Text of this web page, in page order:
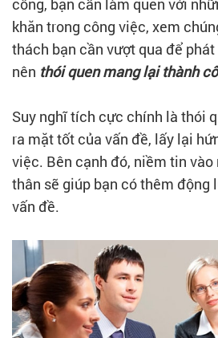
công, bạn cần làm quen với
khăn trong công việc, xem
thách bạn cần vượt qua để
nên thói quen mang lại thành
Suy nghĩ tích cực chính là thói
ra mặt tốt của vấn đề, lấy lại
việc. Bên cạnh đó, niềm tin
thân sẽ giúp bạn có thêm động
vấn đề.